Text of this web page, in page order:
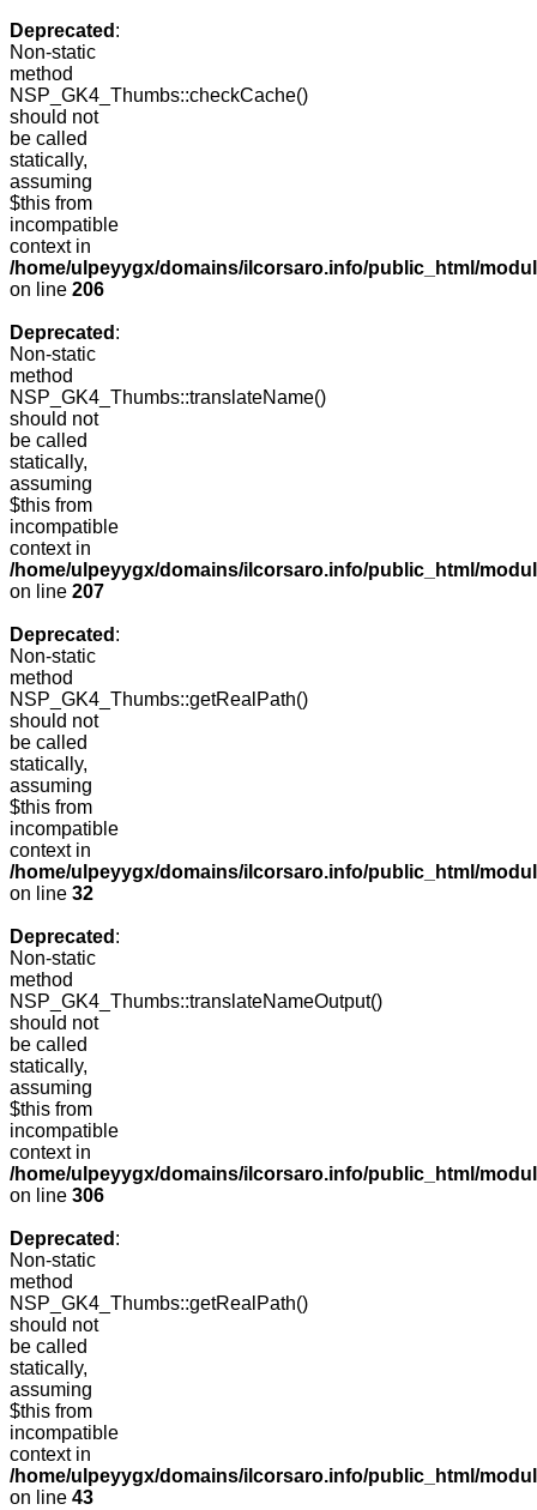
Deprecated :
Non-static
method
NSP_GK4_Thumbs::checkCache()
should not
be called
statically,
assuming
$this from
incompatible
context in
/home/ulpeyygx/domains/ilcorsaro.info/public_html/
on line 206
Deprecated :
Non-static
method
NSP_GK4_Thumbs::translateName()
should not
be called
statically,
assuming
$this from
incompatible
context in
/home/ulpeyygx/domains/ilcorsaro.info/public_html/
on line 207
Deprecated :
Non-static
method
NSP_GK4_Thumbs::getRealPath()
should not
be called
statically,
assuming
$this from
incompatible
context in
/home/ulpeyygx/domains/ilcorsaro.info/public_html/
on line 32
Deprecated :
Non-static
method
NSP_GK4_Thumbs::translateNameOutput()
should not
be called
statically,
assuming
$this from
incompatible
context in
/home/ulpeyygx/domains/ilcorsaro.info/public_html/
on line 306
Deprecated :
Non-static
method
NSP_GK4_Thumbs::getRealPath()
should not
be called
statically,
assuming
$this from
incompatible
context in
/home/ulpeyygx/domains/ilcorsaro.info/public_html/
on line 43